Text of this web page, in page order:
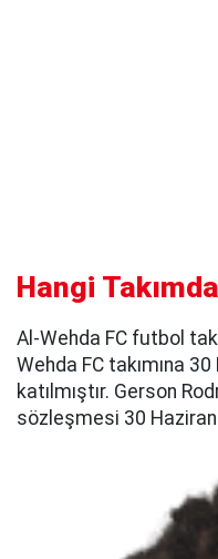
Hangi
Al-Wehda FC futbol
Wehda FC takımına
katılmıştır. Gerson
sözleşmesi 30